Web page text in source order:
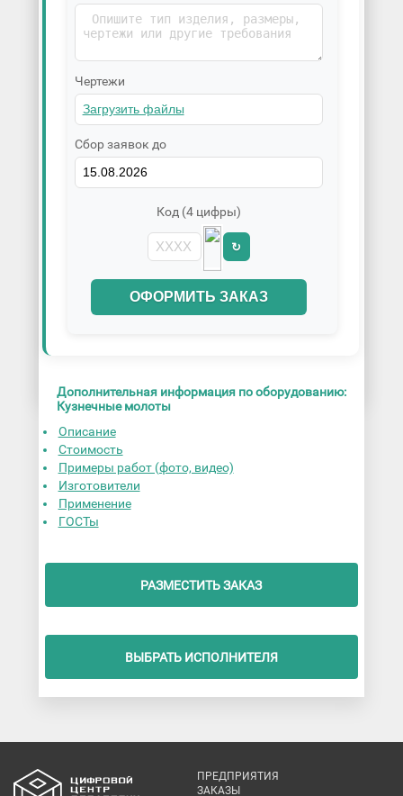
Чертежи
Сбор заявок до
Код (4 цифры)
↻
ОФОРМИТЬ ЗАКАЗ
Дополнительная информация по оборудованию:
Кузнечные молоты
Описание
Стоимость
Примеры работ (фото, видео)
Изготовители
Применение
ГОСТы
РАЗМЕСТИТЬ ЗАКАЗ
ВЫБРАТЬ ИСПОЛНИТЕЛЯ
ПРЕДПРИЯТИЯ
ЗАКАЗЫ